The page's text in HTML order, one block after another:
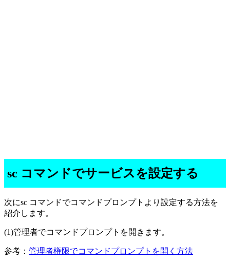
sc コマンドでサービスを設定する
次にsc コマンドでコマンドプロンプトより設定する方法を
紹介します。
(1)管理者でコマンドプロンプトを開きます。
参考： 管理者権限でコマンドプロンプトを開く方法